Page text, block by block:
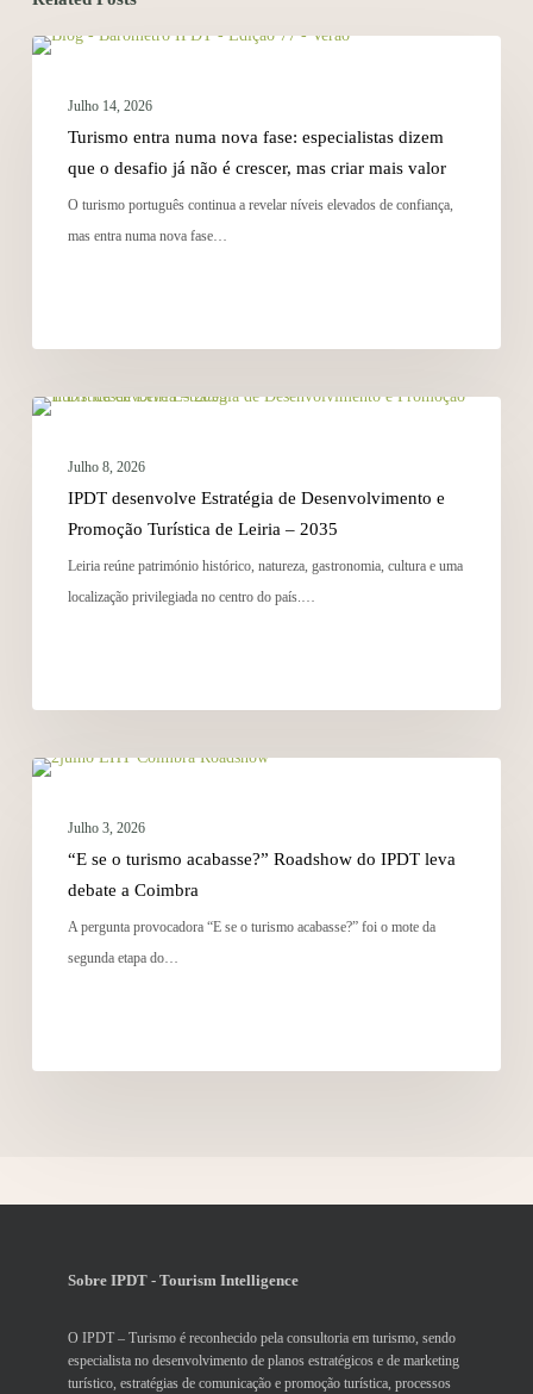
Julho 14, 2026
Turismo entra numa nova fase: especialistas dizem
que o desafio já não é crescer, mas criar mais valor
O turismo português continua a revelar níveis elevados de confiança,
mas entra numa nova fase…
Julho 8, 2026
IPDT desenvolve Estratégia de Desenvolvimento e
Promoção Turística de Leiria – 2035
Leiria reúne património histórico, natureza, gastronomia, cultura e uma
localização privilegiada no centro do país.…
Julho 3, 2026
“E se o turismo acabasse?” Roadshow do IPDT leva
debate a Coimbra
A pergunta provocadora “E se o turismo acabasse?” foi o mote da
segunda etapa do…
Sobre IPDT - Tourism Intelligence
O IPDT – Turismo é reconhecido pela consultoria em turismo, sendo
especialista no desenvolvimento de planos estratégicos e de marketing
turístico, estratégias de comunicação e promoção turística, processos